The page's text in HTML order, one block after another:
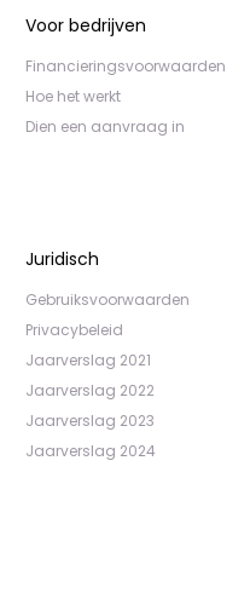
Voor bedrijven
Financieringsvoorwaarden
Hoe het werkt
Dien een aanvraag in
Juridisch
Gebruiksvoorwaarden
Privacybeleid
Jaarverslag 2021
Jaarverslag 2022
Jaarverslag 2023
Jaarverslag 2024